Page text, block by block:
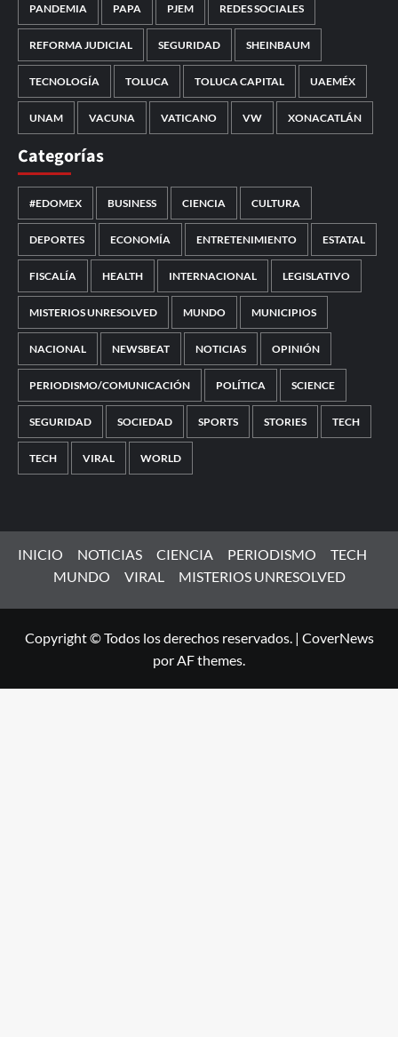
PANDEMIA PAPA PJEM REDES SOCIALES
REFORMA JUDICIAL SEGURIDAD SHEINBAUM
TECNOLOGÍA TOLUCA TOLUCA CAPITAL UAEMÉX
UNAM VACUNA VATICANO VW XONACATLÁN
Categorías
#EDOMEX BUSINESS CIENCIA CULTURA
DEPORTES ECONOMÍA ENTRETENIMIENTO ESTATAL
FISCALÍA HEALTH INTERNACIONAL LEGISLATIVO
MISTERIOS UNRESOLVED MUNDO MUNICIPIOS
NACIONAL NEWSBEAT NOTICIAS OPINIÓN
PERIODISMO/COMUNICACIÓN POLÍTICA SCIENCE
SEGURIDAD SOCIEDAD SPORTS STORIES TECH
TECH VIRAL WORLD
INICIO NOTICIAS CIENCIA PERIODISMO
TECH
MUNDO
VIRAL MISTERIOS UNRESOLVED
Copyright © Todos los derechos reservados. | CoverNews
por AF themes.